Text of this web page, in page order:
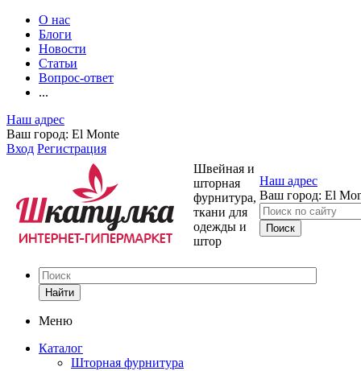
О нас
Блоги
Новости
Статьи
Вопрос-ответ
...
Наш адрес
Ваш город: El Monte
Вход Регистрация
Швейная и
шторная
фурнитура,
ткани для
одежды и
штор
Наш адрес
Ваш город: El
Найти
Меню
Каталог
Шторная фурнитура